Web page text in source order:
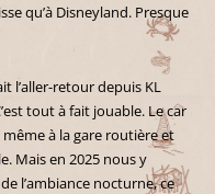
qu’à Disneyland. Presque
l’aller-retour depuis KL
tout à fait jouable. Le car
à la gare routière et
Mais en 2025 nous y
l’ambiance nocturne, ce